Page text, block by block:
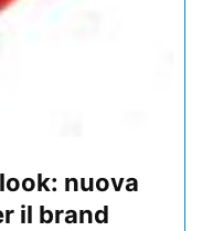
nuova
il brand